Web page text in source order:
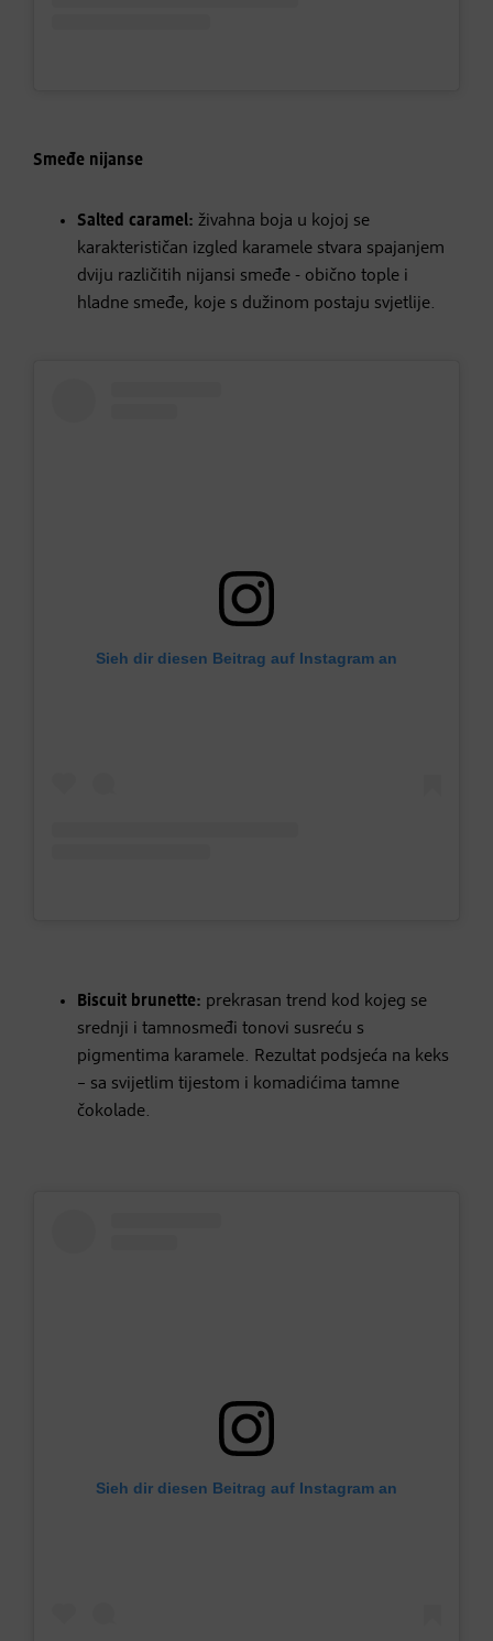
Smeđe nijanse
Salted caramel: živahna boja u kojoj se
karakterističan izgled karamele stvara spajanjem
dviju različitih nijansi smeđe - obično tople i
hladne smeđe, koje s dužinom postaju svjetlije.
Sieh dir diesen Beitrag auf Instagram an
Biscuit brunette: prekrasan trend kod kojeg se
srednji i tamnosmeđi tonovi susreću s
pigmentima karamele. Rezultat podsjeća na keks
– sa svijetlim tijestom i komadićima tamne
čokolade.
Sieh dir diesen Beitrag auf Instagram an